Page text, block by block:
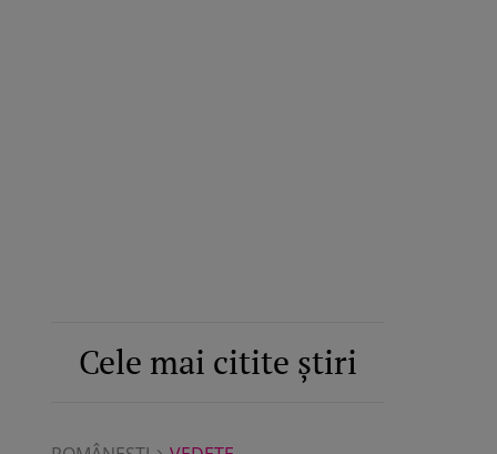
Cele mai citite știri